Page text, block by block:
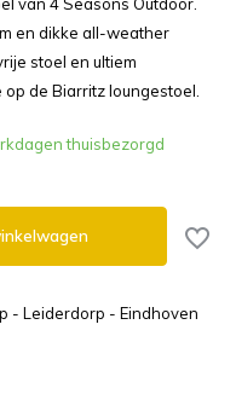
en dikke all-weather
stoel en ultiem
de Biarritz loungestoel.
thuisbezorgd
- Leiderdorp - Eindhoven